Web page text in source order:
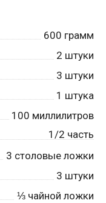
600 грамм
2 штуки
3 штуки
1 штука
100 миллилитров
1/2 часть
3 столовые ложки
3 штуки
⅓ чайной ложки